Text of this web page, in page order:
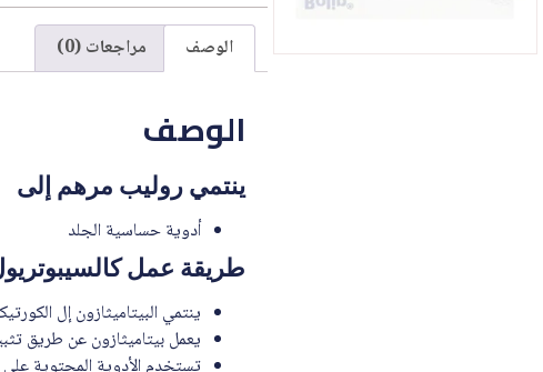
الوصف مراجعات (0)
الوصف
ينتمي روليب مرهم إلى
أدوية حساسية الجلد
طريقة عمل
ينتمي البيتاميثازون إل
يعمل بيتاميثازون عن طريق